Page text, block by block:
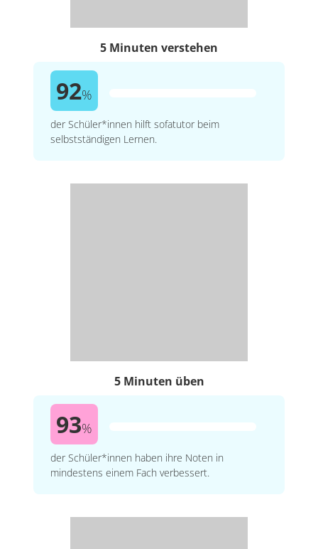
5 Minuten verstehen
92%
der Schüler*innen hilft sofatutor beim
selbstständigen Lernen.
5 Minuten üben
93%
der Schüler*innen haben ihre Noten in
mindestens einem Fach verbessert.